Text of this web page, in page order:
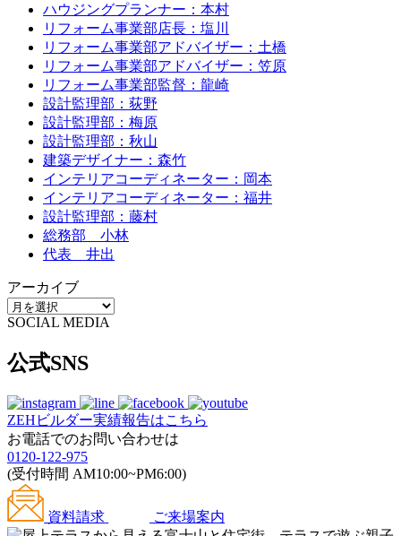
ハウジングプランナー：本村
リフォーム事業部店長：塩川
リフォーム事業部アドバイザー：土橋
リフォーム事業部アドバイザー：笠原
リフォーム事業部監督：龍崎
設計監理部：荻野
設計監理部：梅原
設計監理部：秋山
建築デザイナー：森竹
インテリアコーディネーター：岡本
インテリアコーディネーター：福井
設計監理部：藤村
総務部 小林
代表 井出
アーカイブ
SOCIAL MEDIA
公式SNS
ZEHビルダー実績報告はこちら
お電話でのお問い合わせは
0120-122-975
(受付時間 AM10:00~PM6:00)
資料請求 ご来場案内